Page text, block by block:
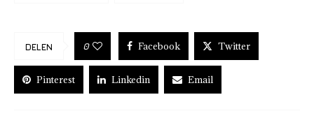
DELEN 0 Facebook Twitter
Pinterest Linkedin Email